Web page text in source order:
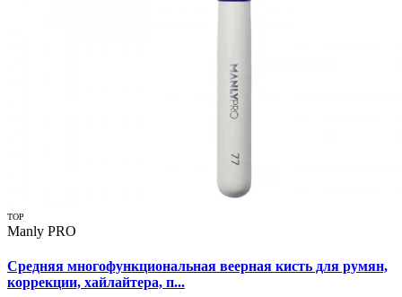
TOP
Manly PRO
Средняя многофункциональная веерная кисть для румян,
коррекции, хайлайтера, п...